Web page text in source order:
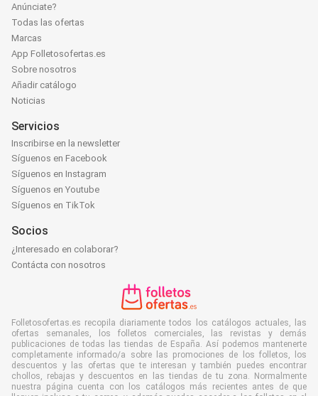
Anúnciate?
Todas las ofertas
Marcas
App Folletosofertas.es
Sobre nosotros
Añadir catálogo
Noticias
Servicios
Inscribirse en la newsletter
Síguenos en Facebook
Síguenos en Instagram
Síguenos en Youtube
Síguenos en TikTok
Socios
¿Interesado en colaborar?
Contácta con nosotros
Folletosofertas.es recopila diariamente todos los catálogos actuales, las
ofertas semanales, los folletos comerciales, las revistas y demás
publicaciones de todas las tiendas de España. Así podemos mantenerte
completamente informado/a sobre las promociones de los folletos, los
descuentos y las ofertas que te interesan y también puedes encontrar
chollos, rebajas y descuentos en las tiendas de tu zona. Normalmente
nuestra página cuenta con los catálogos más recientes antes de que